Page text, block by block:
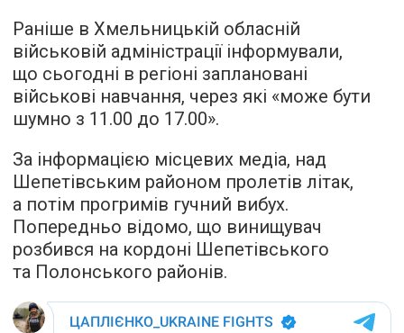
Раніше в Хмельницькій обласній
військовій адміністрації інформували,
що сьогодні в регіоні заплановані
військові навчання, через які «може бути
шумно з 11.00 до 17.00».
За інформацією місцевих медіа, над
Шепетівським районом пролетів літак,
а потім прогримів гучний вибух.
Попередньо відомо, що винищувач
розбився на кордоні Шепетівського
та Полонського районів.